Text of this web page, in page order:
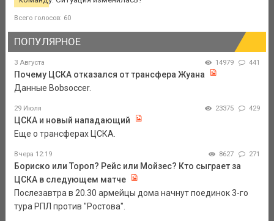
Всего голосов: 60
ПОПУЛЯРНОЕ
3 Августа 14979 441
Почему ЦСКА отказался от трансфера Жуана
Данные Bobsoccer.
29 Июля 23375 429
ЦСКА и новый нападающий
Еще о трансферах ЦСКА.
Вчера 12:19 8627 271
Бориско или Тороп? Рейс или Мойзес? Кто сыграет за
ЦСКА в следующем матче
Послезавтра в 20.30 армейцы дома начнут поединок 3-го
тура РПЛ против "Ростова".